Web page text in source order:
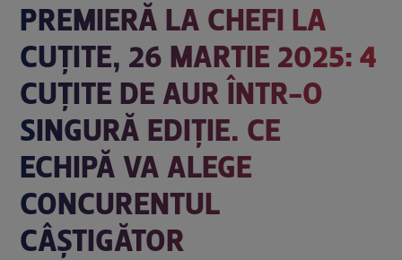
PREMIERĂ LA CHEFI LA
CUȚITE, 26 MARTIE 2025: 4
CUȚITE DE AUR ÎNTR-O
SINGURĂ EDIȚIE. CE
ECHIPĂ VA ALEGE
CONCURENTUL
CÂȘTIGĂTOR